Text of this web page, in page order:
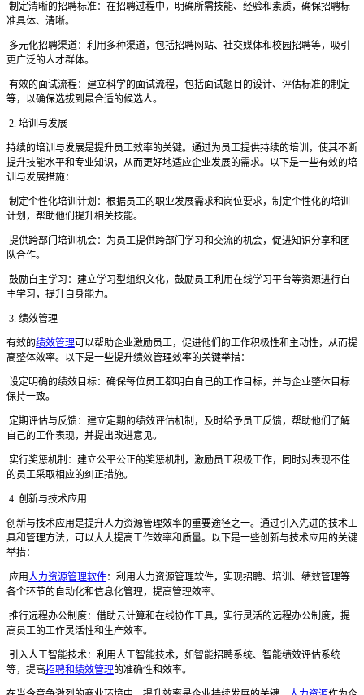
制定清晰的招聘标准：在招聘过程中，明确所需技能、经验和素质，确保招聘标
准具体、清晰。
多元化招聘渠道：利用多种渠道，包括招聘网站、社交媒体和校园招聘等，吸引
更广泛的人才群体。
有效的面试流程：建立科学的面试流程，包括面试题目的设计、评估标准的制定
等，以确保选拔到最合适的候选人。
2. 培训与发展
持续的培训与发展是提升员工效率的关键。通过为员工提供持续的培训，使其不断
提升技能水平和专业知识，从而更好地适应企业发展的需求。以下是一些有效的培
训与发展措施：
制定个性化培训计划：根据员工的职业发展需求和岗位要求，制定个性化的培训
计划，帮助他们提升相关技能。
提供跨部门培训机会：为员工提供跨部门学习和交流的机会，促进知识分享和团
队合作。
鼓励自主学习：建立学习型组织文化，鼓励员工利用在线学习平台等资源进行自
主学习，提升自身能力。
3. 绩效管理
有效的绩效管理可以帮助企业激励员工，促进他们的工作积极性和主动性，从而提
高整体效率。以下是一些提升绩效管理效率的关键举措：
设定明确的绩效目标：确保每位员工都明白自己的工作目标，并与企业整体目标
保持一致。
定期评估与反馈：建立定期的绩效评估机制，及时给予员工反馈，帮助他们了解
自己的工作表现，并提出改进意见。
实行奖惩机制：建立公平公正的奖惩机制，激励员工积极工作，同时对表现不佳
的员工采取相应的纠正措施。
4. 创新与技术应用
创新与技术应用是提升人力资源管理效率的重要途径之一。通过引入先进的技术工
具和管理方法，可以大大提高工作效率和质量。以下是一些创新与技术应用的关键
举措：
应用人力资源管理软件：利用人力资源管理软件，实现招聘、培训、绩效管理等
各个环节的自动化和信息化管理，提高管理效率。
推行远程办公制度：借助云计算和在线协作工具，实行灵活的远程办公制度，提
高员工的工作灵活性和生产效率。
引入人工智能技术：利用人工智能技术，如智能招聘系统、智能绩效评估系统
等，提高招聘和绩效管理的准确性和效率。